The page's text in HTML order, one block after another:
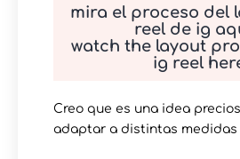
mira el proceso del
reel de ig
watch the layout
ig reel
Creo que es una idea
adaptar a distintas medidas